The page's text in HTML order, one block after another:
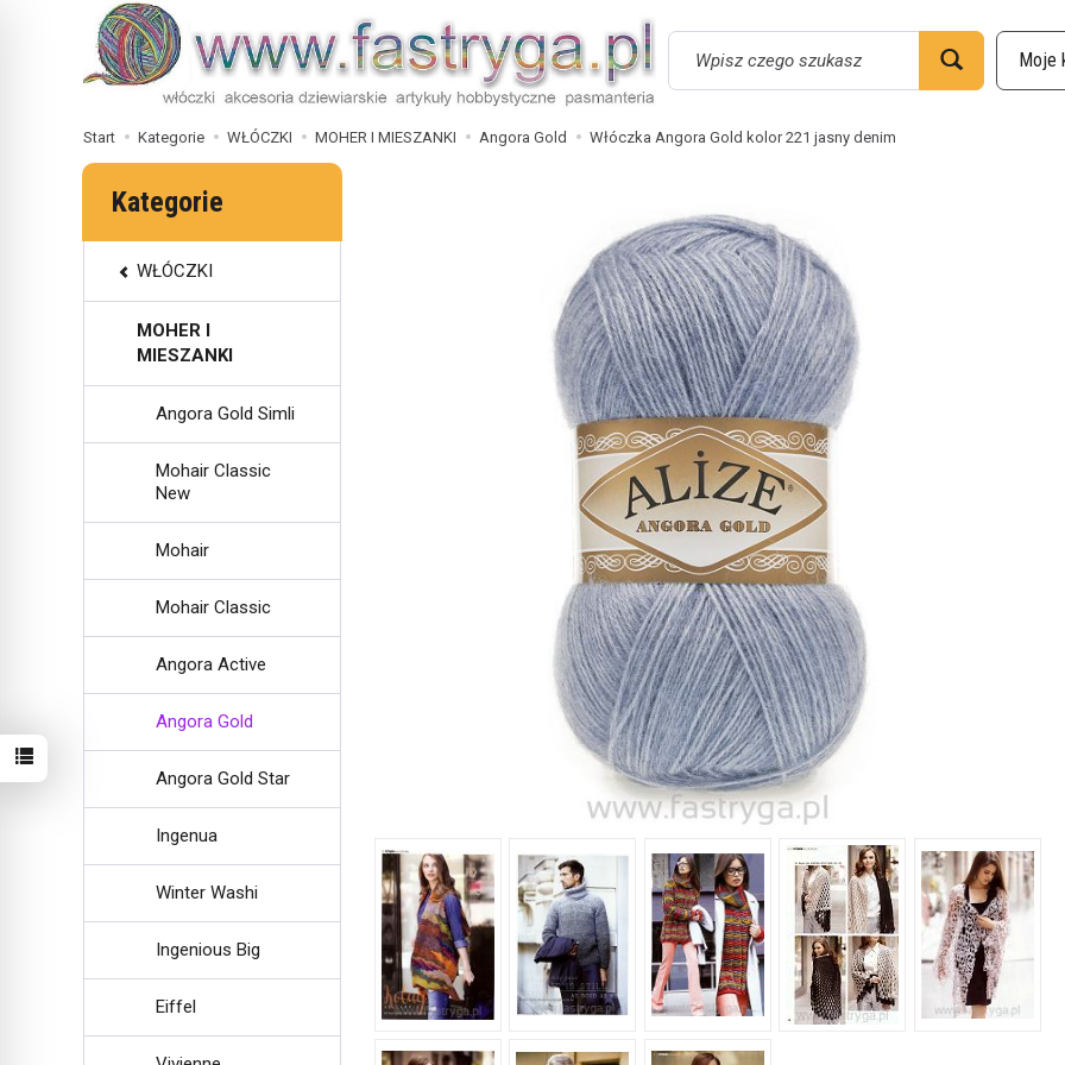
Wyszukaj
Start Kategorie WŁÓCZKI MOHER I MIESZANKI Angora Gold Włóczka Angora Gold kolor 221 jasny denim
Kategorie
WŁÓCZKI
MOHER I
MIESZANKI
Angora Gold Simli
Mohair Classic
New
Mohair
Mohair Classic
Angora Active
Angora Gold
Angora Gold Star
Ingenua
Winter Washi
Ingenious Big
Eiffel